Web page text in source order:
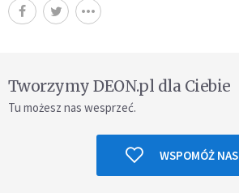
Tworzymy DEON.pl dla Ciebie
Tu możesz nas wesprzeć.
WSPOMÓŻ NAS